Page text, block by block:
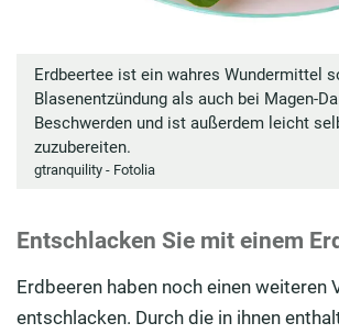
Erdbeertee ist ein wahres Wundermittel
Blasenentzündung als auch bei Magen-
Beschwerden und ist außerdem leicht
zuzubereiten.
gtranquility - Fotolia
Entschlacken Sie mit einem
Erdbeeren haben noch einen weiteren
entschlacken. Durch die in ihnen